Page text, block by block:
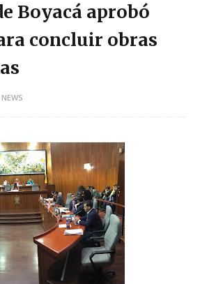
Boyacá aprobó
concluir obras